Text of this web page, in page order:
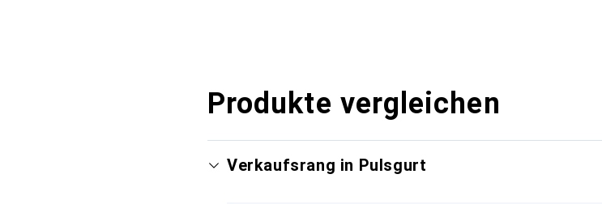
Produkte vergleichen
Verkaufsrang in Pulsgurt